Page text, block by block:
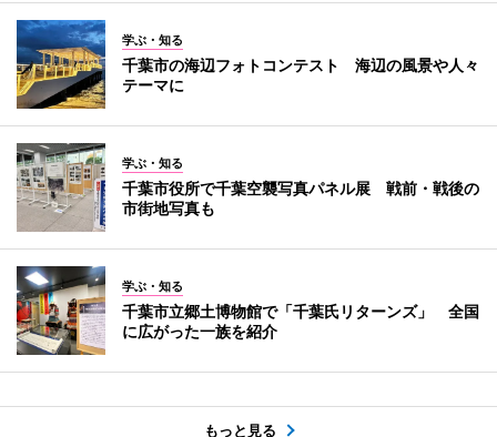
学ぶ・知る
千葉市の海辺フォトコンテスト 海辺の風景や人々
テーマに
学ぶ・知る
千葉市役所で千葉空襲写真パネル展 戦前・戦後の
市街地写真も
学ぶ・知る
千葉市立郷土博物館で「千葉氏リターンズ」 全国
に広がった一族を紹介
もっと見る